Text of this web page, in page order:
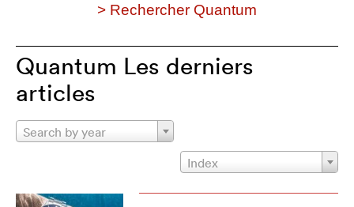
> Rechercher Quantum
Quantum Les derniers
articles
Search by year
Index